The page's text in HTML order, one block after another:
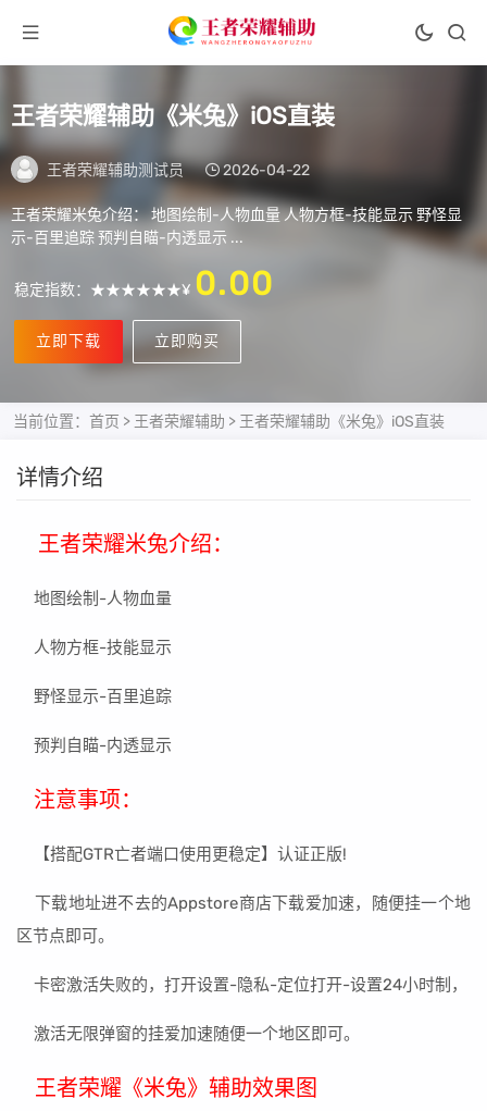
王者荣耀辅助《米兔》iOS直装
王者荣耀辅助测试员 2026-04-22
王者荣耀米兔介绍： 地图绘制-人物血量 人物方框-技能显示 野怪显
示-百里追踪 预判自瞄-内透显示 ...
稳定指数：★★★★★★¥ 0.00
立即下载 立即购买
当前位置： 首页 > 王者荣耀辅助 > 王者荣耀辅助《米兔》iOS直装
详情介绍
王者荣耀米兔介绍：
地图绘制-人物血量
人物方框-技能显示
野怪显示-百里追踪
预判自瞄-内透显示
注意事项：
【搭配GTR亡者端口使用更稳定】认证正版!
下载地址进不去的Appstore商店下载爱加速，随便挂一个地
区节点即可。
卡密激活失败的，打开设置-隐私-定位打开-设置24小时制，
激活无限弹窗的挂爱加速随便一个地区即可。
王者荣耀《米兔》辅助效果图